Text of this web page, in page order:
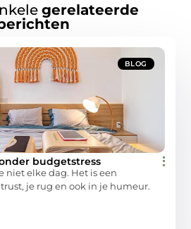
gerelateerde
BLOG
budgetstress
niet elke dag. Het is een
je rug en ook in je humeur.